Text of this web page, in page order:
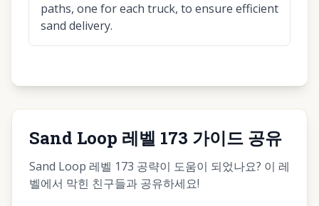
paths, one for each truck, to ensure efficient
sand delivery.
Sand Loop 레벨 173 가이드 공유
Sand Loop 레벨 173 공략이 도움이 되었나요? 이 레
벨에서 막힌 친구들과 공유하세요!